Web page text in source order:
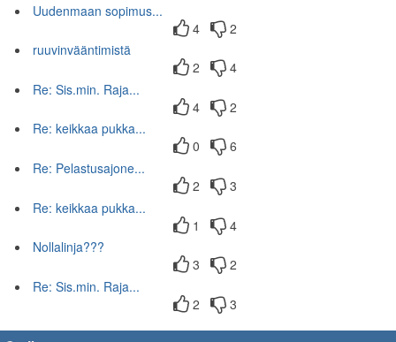
Uudenmaan sopimus...
4
2
ruuvinvääntimistä
2
4
Re: Sis.min. Raja...
4
2
Re: keikkaa pukka...
0
6
Re: Pelastusajone...
2
3
Re: keikkaa pukka...
1
4
Nollalinja???
3
2
Re: Sis.min. Raja...
2
3